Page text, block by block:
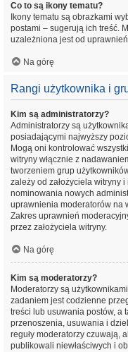
Co to są ikony tematu?
Ikony tematu są obrazkami
postami – sugerują ich treść.
uzależniona jest od
Na górę
Rangi użytkownika i
Kim są administratorzy?
Administratorzy są
posiadającymi najwyższy
Mogą oni kontrolować
witryny włącznie z
tworzeniem grup
zależy od założyciela witryny
nominowania nowych
uprawnienia moderatorów na
Zakres uprawnień
przez założyciela witryny.
Na górę
Kim są moderatorzy?
Moderatorzy są
zadaniem jest codzienne
treści lub usuwania postów, a
przenoszenia, usuwania i
reguły moderatorzy czuwają,
publikowali niewłaściwych i